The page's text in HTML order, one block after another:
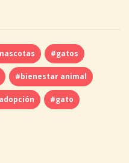
#gatos
#bienestar animal
#gato